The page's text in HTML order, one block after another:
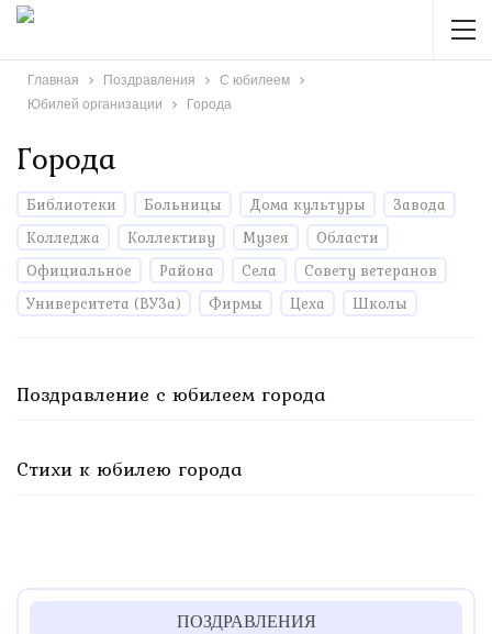
Главная Поздравления
С юбилеем
Юбилей организации
Города
Города
Библиотеки Больницы Дома культуры
Завода
Колледжа
Коллективу Музея
Области
Официальное
Района Села
Совету ветеранов
Университета (ВУЗа)
Фирмы Цеха Школы
Поздравление с юбилеем города
Стихи к юбилею города
ПОЗДРАВЛЕНИЯ